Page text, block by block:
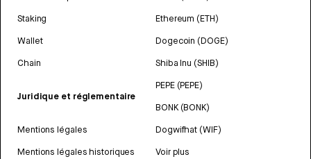
Staking
Wallet
Chain
Juridique et réglementaire
Mentions légales
Mentions légales historiques
Ethereum (ETH)
Dogecoin (DOGE)
Shiba Inu (SHIB)
PEPE (PEPE)
BONK (BONK)
Dogwifhat (WIF)
Voir plus